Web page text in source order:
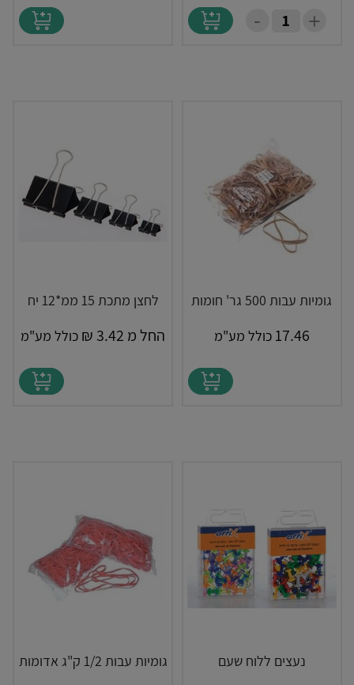
+
-
גומיות עבות 500 גר' חומות
17.46 כולל מע"מ
לחצן מתכת 15 ממ*12 יח
החל מ 3.42
₪ כולל מע"מ
נעצים ללוח שעם גומיות עבות 1/2 ק"ג אדומות